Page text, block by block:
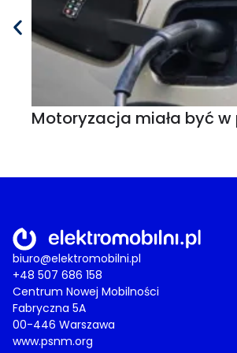
Motoryzacja miała być w
biuro@elektromobilni.pl
+48 507 686 158
Centrum Nowej Mobilności
Fabryczna 5A
00-446 Warszawa
www.psnm.org